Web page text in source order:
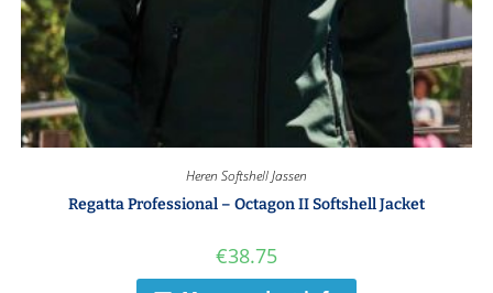
Heren Softshell Jassen
Regatta Professional – Octagon II Softshell Jacket
€38.75